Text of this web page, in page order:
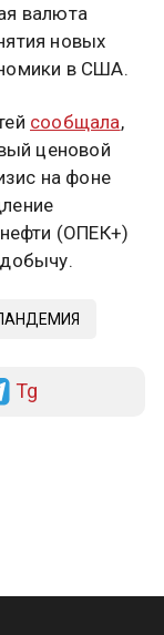
валюта
новых
в США.
сообщала,
ценовой
на фоне
(ОПЕК+)
Tg